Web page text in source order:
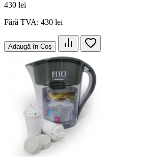
430 lei
Fără TVA: 430 lei
Adaugă în Coş